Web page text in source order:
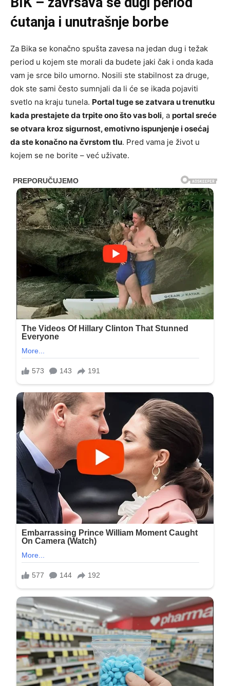
ćutanja i unutrašnje borbe
Za Bika se konačno spušta zavesa na jedan dug i težak
period u kojem ste morali da budete jaki čak i onda kada
vam je srce bilo umorno. Nosili ste stabilnost za druge,
dok ste sami često sumnjali da li će se ikada pojaviti
svetlo na kraju tunela. Portal tuge se zatvara u trenutku
kada prestajete da trpite ono što vas boli, a portal sreće
se otvara kroz sigurnost, emotivno ispunjenje i osećaj
da ste konačno na čvrstom tlu. Pred vama je život u
kojem se ne borite – već uživate.